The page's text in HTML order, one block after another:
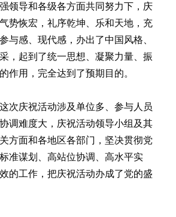
领导和各级各方面共同努力下，庆
势恢宏，礼序乾坤、乐和天地，充
与感、现代感，办出了中国风格、
，起到了统一思想、凝聚力量、振
作用，完全达到了预期目的。
次庆祝活动涉及单位多、参与人员
调难度大，庆祝活动领导小组及其
方面和各地区各部门，坚决贯彻党
准谋划、高站位协调、高水平实
的工作，把庆祝活动办成了党的盛